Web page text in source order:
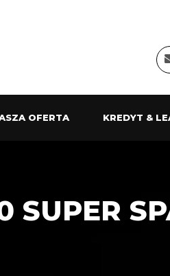
OFERTA KREDYT &
SUPER